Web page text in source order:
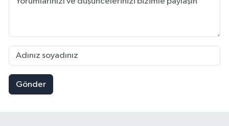
Gönder